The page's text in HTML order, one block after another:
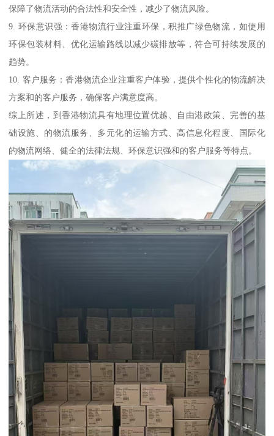
保障了物流活动的合法性和安全性，减少了物流风险。
9. 环保意识强：香港物流行业注重环保，积推广绿色物流，如使用
环保包装材料、优化运输路线以减少碳排放等，符合可持续发展的
趋势。
10. 客户服务：香港物流企业注重客户体验，提供个性化的物流解决
方案和的客户服务，确保客户满意度高。
综上所述，到香港物流具有地理位置优越、自由港政策、完善的基
础设施、的物流服务、多元化的运输方式、高信息化程度、国际化
的物流网络、健全的法律法规、环保意识强和的客户服务等特点。